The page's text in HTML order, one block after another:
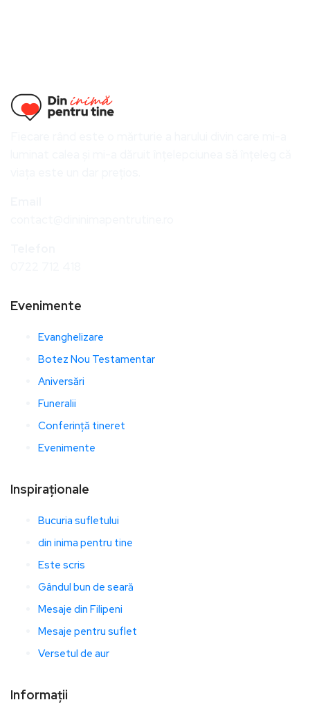
Evenimente
Evanghelizare
Botez Nou Testamentar
Aniversări
Funeralii
Conferință tineret
Evenimente
Inspiraționale
Bucuria sufletului
din inima pentru tine
Este scris
Gândul bun de seară
Mesaje din Filipeni
Mesaje pentru suflet
Versetul de aur
Informații